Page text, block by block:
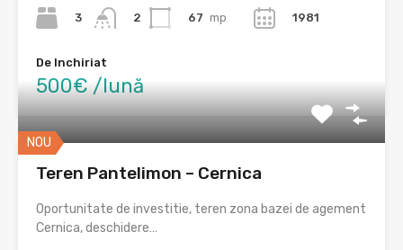
3
2
67 mp
1981
De Inchiriat
500€ /lună
NOU
Teren Pantelimon – Cernica
Oportunitate de investitie, teren zona bazei de agement
Cernica, deschidere…